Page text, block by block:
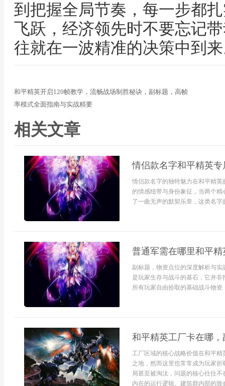
到把握全局节奏，每一步都
飞跃，经济领先时不要忘记
往就在一波精准的决策中到
和平精英开启120帧教学，流畅战场制胜秘诀，副标题，高帧
率模式全面指南与实战精要
相关文章
情侣款名字和平精英
情侣款名字的独特魅力在和平精
的情感纽带与身份象征，当两个
了一曲无声的默契乐章，这类名
普通军需在哪里和平
副标题，物资点位的深度解析与
是玩家生存与战斗的基石，它并
所有玩家自由拾取的基础战斗物资
和平精英工厂卡在哪
工厂区域的核心战略价值在和平
之地，然而这里也常常成为玩家
局甚至被淘汰，问题的核心往往
内在的运行逻辑。建筑群内部的